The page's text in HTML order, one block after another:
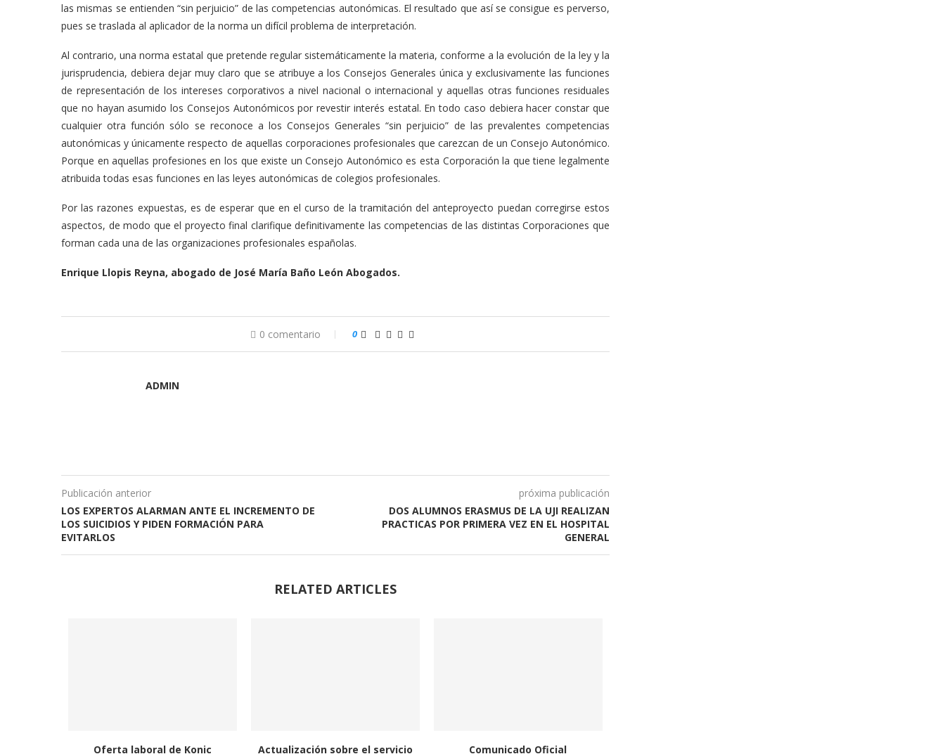
las mismas se entienden “sin perjuicio” de las competencias autonómicas. El resultado que así se consigue es perverso,
pues se traslada al aplicador de la norma un difícil problema de interpretación.
Al contrario, una norma estatal que pretende regular sistemáticamente la materia, conforme a la evolución de la ley y la
jurisprudencia, debiera dejar muy claro que se atribuye a los Consejos Generales única y exclusivamente las funciones
de representación de los intereses corporativos a nivel nacional o internacional y aquellas otras funciones residuales
que no hayan asumido los Consejos Autonómicos por revestir interés estatal. En todo caso debiera hacer constar que
cualquier otra función sólo se reconoce a los Consejos Generales “sin perjuicio” de las prevalentes competencias
autonómicas y únicamente respecto de aquellas corporaciones profesionales que carezcan de un Consejo Autonómico.
Porque en aquellas profesiones en los que existe un Consejo Autonómico es esta Corporación la que tiene legalmente
atribuida todas esas funciones en las leyes autonómicas de colegios profesionales.
Por las razones expuestas, es de esperar que en el curso de la tramitación del anteproyecto puedan corregirse estos
aspectos, de modo que el proyecto final clarifique definitivamente las competencias de las distintas Corporaciones que
forman cada una de las organizaciones profesionales españolas.
Enrique Llopis Reyna, abogado de José María Baño León Abogados.
0 comentario 0
ADMIN
Publicación anterior
LOS EXPERTOS ALARMAN ANTE EL INCREMENTO DE
LOS SUICIDIOS Y PIDEN FORMACIÓN PARA
EVITARLOS
próxima publicación
DOS ALUMNOS ERASMUS DE LA UJI REALIZAN
PRACTICAS POR PRIMERA VEZ EN EL HOSPITAL
GENERAL
RELATED ARTICLES
Oferta laboral de Konic Actualización sobre el servicio Comunicado Oficial